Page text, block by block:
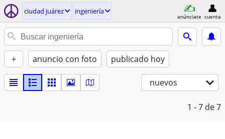
ciudad juárez ingeniería
anúnciate cuenta
+ anuncio con foto publicado hoy
nuevos
1 - 7 de 7